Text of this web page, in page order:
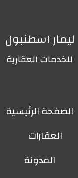
الصفحة الرئيسية
العقارات
المدونة
ليمار اسطنبول
للخدمات العقارية